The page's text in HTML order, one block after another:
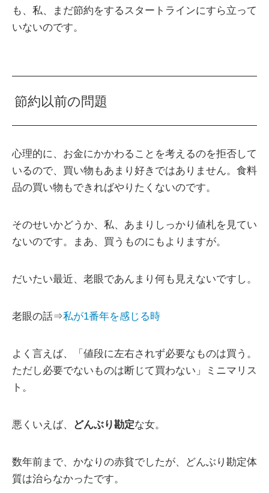
も、私、まだ節約をするスタートラインにすら立って
いないのです。
節約以前の問題
心理的に、お金にかかわることを考えるのを拒否して
いるので、買い物もあまり好きではありません。食料
品の買い物もできればやりたくないのです。
そのせいかどうか、私、あまりしっかり値札を見てい
ないのです。まあ、買うものにもよりますが。
だいたい最近、老眼であんまり何も見えないですし。
老眼の話⇒私が1番年を感じる時
よく言えば、「値段に左右されず必要なものは買う。
ただし必要でないものは断じて買わない」ミニマリス
ト。
悪くいえば、 どんぶり勘定な女。
数年前まで、かなりの赤貧でしたが、どんぶり勘定体
質は治らなかったです。